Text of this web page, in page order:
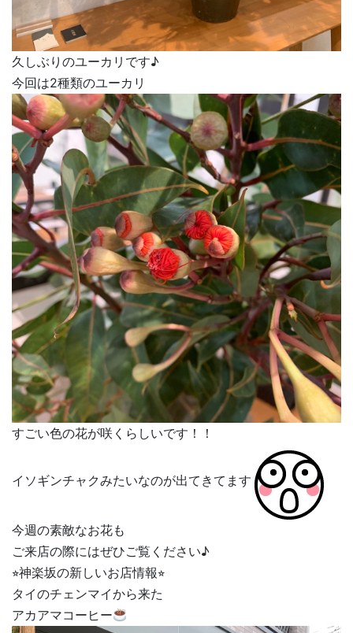
久しぶりのユーカリです♪
今回は2種類のユーカリ
すごい色の花が咲くらしいです！！
イソギンチャクみたいなのが出てきてます
今週の素敵なお花も
ご来店の際にはぜひご覧ください♪
⭐︎神楽坂の新しいお店情報⭐︎
タイのチェンマイから来た
アカアマコーヒー